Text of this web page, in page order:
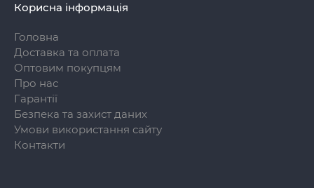
Корисна інформація
Головна
Доставка та оплата
Оптовим покупцям
Про нас
Гарантії
Безпека та захист даних
Умови використання сайту
Контакти